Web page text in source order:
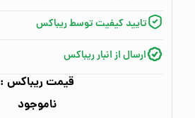
تایید کیفیت توسط ریباکس
ارسال از انبار ریباکس
قیمت ریباکس :
ناموجود